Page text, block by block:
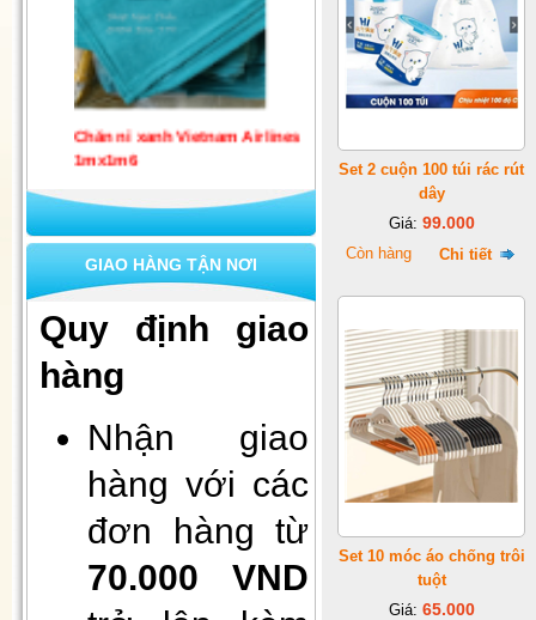
Chăn nỉ xanh Vietnam Airlines
1mx1m6
Set 10 khẩu trang quốc phòng 4
lớp kháng khuẩn
GIAO HÀNG TẬN NƠI
Quy định giao
hàng
Nhận giao
hàng với các
đơn hàng từ
70.000 VND
Set 2 cuộn 100 túi rác rút
dây
Giá: 99.000
Còn hàng Chi tiết
Set 10 móc áo chống trôi
tuột
Giá: 65.000